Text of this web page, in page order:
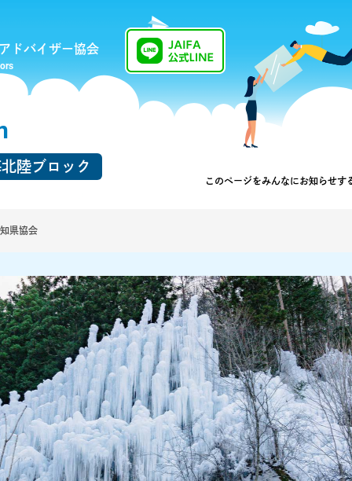
ドバイザー協会
陸ブロック
このページをみんなにお知らせす
県協会